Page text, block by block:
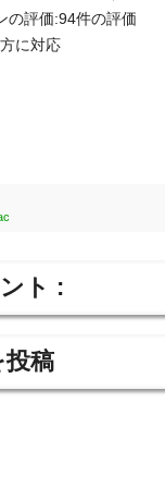
の評価:94件の評価
に対応
ト :
投稿